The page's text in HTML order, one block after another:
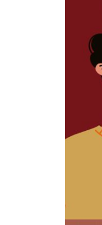
12. 간
조직검
13. 간
14. 제
15. 간
16. 간
정기적
17. 간
PART 4.
18. 간
19. 수술
간암 수